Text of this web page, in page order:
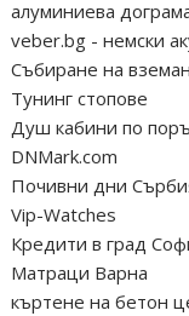
алуминиева
veber.bg - немски
Събиране на
Тунинг стопове
Душ кабини по
DNMark.com
Почивни дни
Vip-Watches
Кредити в град
Матраци Варна
къртене на бетон